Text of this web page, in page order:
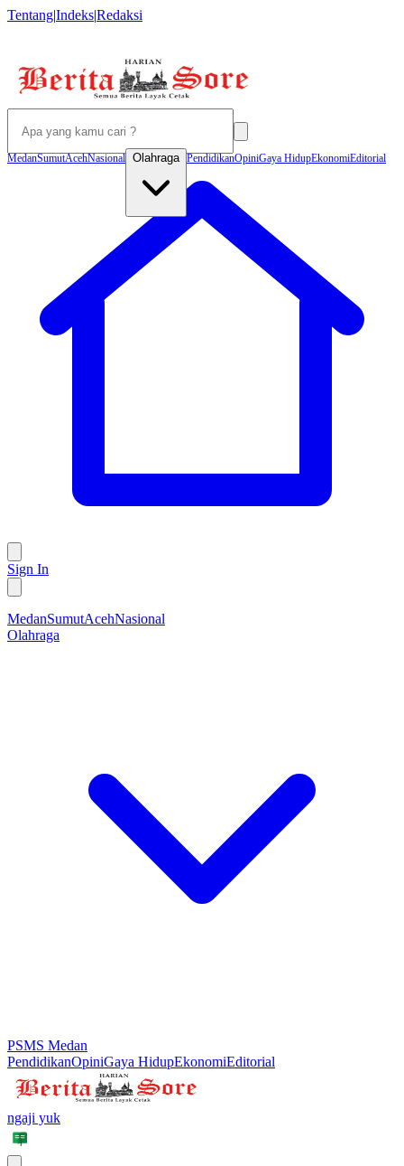
Tentang|Indeks|Redaksi
MedanSumutAcehNasional Olahraga PendidikanOpiniGaya HidupEkonomiEditorial
Sign In
MedanSumutAcehNasional
Olahraga
PSMS Medan
PendidikanOpiniGaya HidupEkonomiEditorial
ngaji yuk